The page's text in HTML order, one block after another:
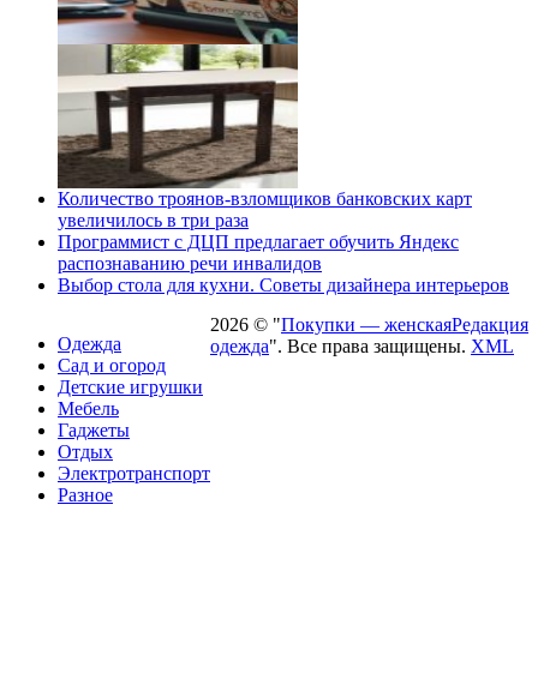
Количество троянов-взломщиков банковских карт
увеличилось в три раза
Программист с ДЦП предлагает обучить Яндекс
распознаванию речи инвалидов
Выбор стола для кухни. Советы дизайнера интерьеров
Одежда
Сад и огород
Детские игрушки
Мебель
Гаджеты
Отдых
Электротранспорт
Разное
Редакция
2026 © "Покупки — женская
одежда". Все права защищены. XML